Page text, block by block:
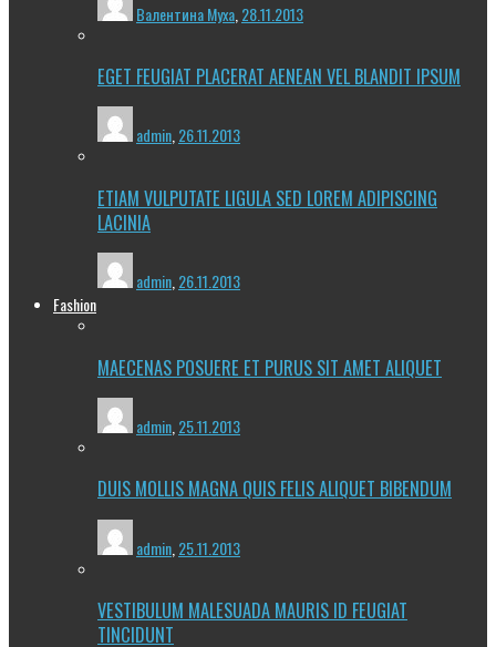
Валентина Муха 28.11.2013
EGET FEUGIAT PLACERAT AENEAN VEL BLANDIT IPSUM
admin,26.11.2013
ETIAM VULPUTATE LIGULA SED LOREM ADIPISCING
LACINIA
admin 26.11.2013
Fashion
MAECENAS POSUERE ET PURUS SIT AMET ALIQUET
admin 25.11.2013
DUIS MOLLIS MAGNA QUIS FELIS ALIQUET BIBENDUM
admin 25.11.2013
VESTIBULUM MALESUADA MAURIS ID FEUGIAT
TINCIDUNT